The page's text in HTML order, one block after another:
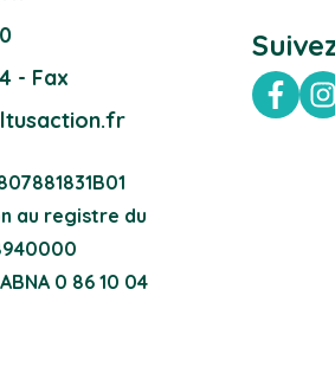
- Fax
au registre du
0 86 10 04